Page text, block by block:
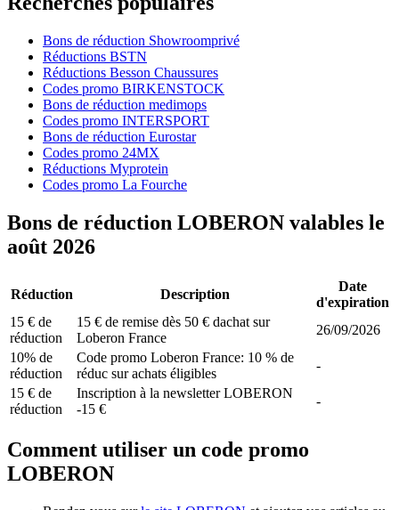
Bons de réduction Showroomprivé
Réductions BSTN
Réductions Besson Chaussures
Codes promo BIRKENSTOCK
Bons de réduction medimops
Codes promo INTERSPORT
Bons de réduction Eurostar
Codes promo 24MX
Réductions Myprotein
Codes promo La Fourche
Bons de réduction LOBERON valables le
août 2026
Réduction Description
Date
d'expiration
15 € de
réduction
15 € de remise dès 50 € dachat sur
Loberon France
26/09/2026
10% de
réduction
Code promo Loberon France: 10 % de
réduc sur achats éligibles
-
15 € de
réduction
Inscription à la newsletter LOBERON
-15 €
-
Comment utiliser un code promo
LOBERON